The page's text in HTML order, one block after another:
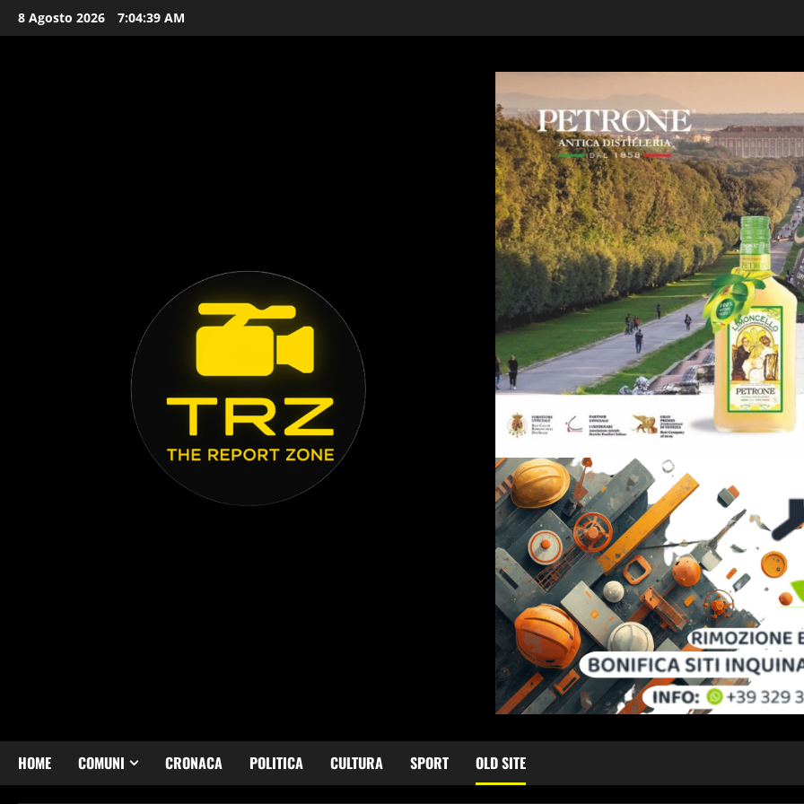
Vai
al
8 Agosto 2026 7:04:40 AM
HOME COMUNI CRONACA POLITICA CULTURA SPORT OLD SITE